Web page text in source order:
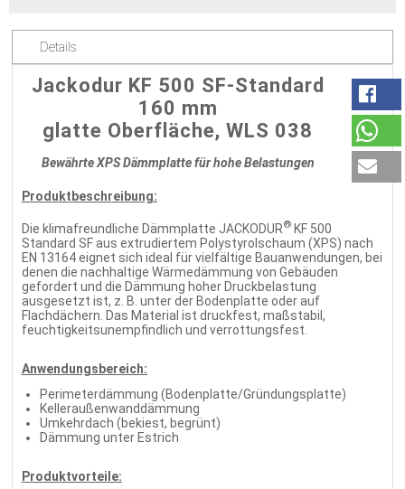
Details
Jackodur KF 500 SF-Standard
160 mm
glatte Oberfläche, WLS 038
Bewährte XPS Dämmplatte für hohe Belastungen
Produktbeschreibung:
Die klimafreundliche Dämmplatte JACKODUR®KF 500
Standard SF aus extrudiertem Polystyrolschaum (XPS) nach
EN 13164 eignet sich ideal für vielfältige Bauanwendungen, bei
denen die nachhaltige Wärmedämmung von Gebäuden
gefordert und die Dämmung hoher Druckbelastung
ausgesetzt ist, z. B. unter der Bodenplatte oder auf
Flachdächern. Das Material ist druckfest, maßstabil,
feuchtigkeitsunempfindlich und verrottungsfest.
Anwendungsbereich:
Perimeterdämmung (Bodenplatte/Gründungsplatte)
Kelleraußenwanddämmung
Umkehrdach (bekiest, begrünt)
Dämmung unter Estrich
Produktvorteile: